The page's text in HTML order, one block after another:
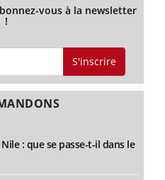
vous à la newsletter
!
S'inscrire
: que se passe-t-il dans le